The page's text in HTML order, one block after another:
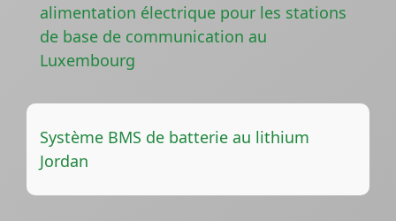
alimentation électrique pour les stations
de base de communication au
Luxembourg
Système BMS de batterie au lithium
Jordan